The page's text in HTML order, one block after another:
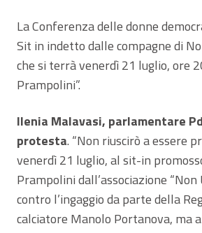
La Conferenza delle donne
Sit in indetto dalle compagne di
che si terrà venerdì 21 luglio, ore
Prampolini”.
Ilenia Malavasi, parlamentare
protesta. “Non riuscirò a essere
venerdì 21 luglio, al sit-in
Prampolini dall’associazione “Non
contro l’ingaggio da parte della
calciatore Manolo Portanova, ma